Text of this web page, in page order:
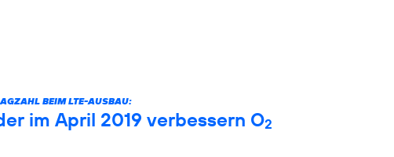
BEIM LTE-AUSBAU:
im April 2019 verbessern O2